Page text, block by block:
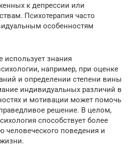
к депрессии или
Психотерапия часто
особенностям
использует знания
например, при оценке
и определении степени вины
индивидуальных различий в
и мотивации может помочь
решение. В целом,
способствует более
человеческого поведения и